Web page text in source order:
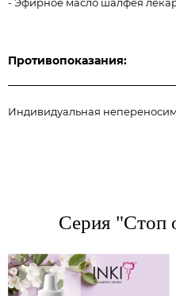
Противопоказания:
Индивидуальная
Серия "Стоп